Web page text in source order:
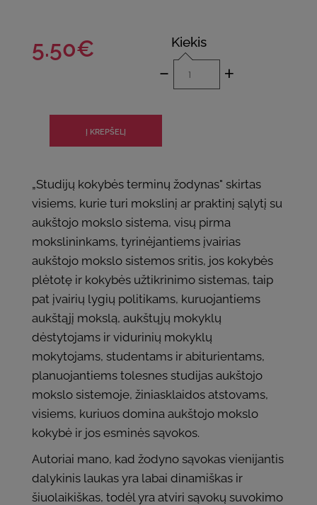
5.50€ Kiekis
- +
„Studijų kokybės terminų žodynas" skirtas
visiems, kurie turi mokslinį ar praktinį sąlytį su
aukštojo mokslo sistema, visų pirma
mokslininkams, tyrinėjantiems įvairias
aukštojo mokslo sistemos sritis, jos kokybės
plėtotę ir kokybės užtikrinimo sistemas, taip
pat įvairių lygių politikams, kuruojantiems
aukštąjį mokslą, aukštųjų mokyklų
dėstytojams ir vidurinių mokyklų
mokytojams, studentams ir abiturientams,
planuojantiems tolesnes studijas aukštojo
mokslo sistemoje, žiniasklaidos atstovams,
visiems, kuriuos domina aukštojo mokslo
kokybė ir jos esminės sąvokos.
Autoriai mano, kad žodyno sąvokas vienijantis
dalykinis laukas yra labai dinamiškas ir
šiuolaikiškas, todėl yra atviri sąvokų suvokimo